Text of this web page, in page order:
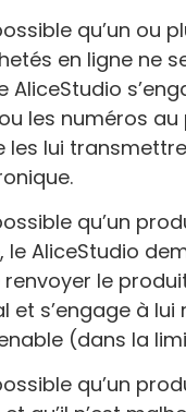
qu’un ou
en ligne ne
AliceStudio
les numéros
lui transmettre
qu’un
le AliceStudio
le
et s’engage à lui
(dans la
qu’un